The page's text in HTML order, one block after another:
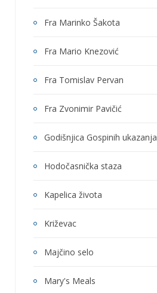
Fra Marinko Šakota
Fra Mario Knezović
Fra Tomislav Pervan
Fra Zvonimir Pavičić
Godišnjica Gospinih ukazanja
Hodočasnička staza
Kapelica života
Križevac
Majčino selo
Mary's Meals